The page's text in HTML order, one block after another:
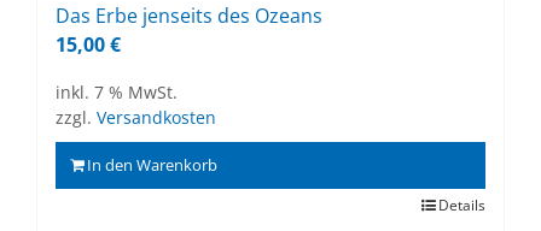
Das Erbe jen­seits des Oze­ans
15,00€
inkl. 7 % MwSt.
zzgl. Versandkosten
In den Warenkorb
Details